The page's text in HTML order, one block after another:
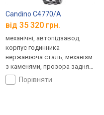
Candino C4770/A
від 35 320 грн.
механічні, автопідзавод,
корпус годинника
нержавіюча сталь, механізм
з каменями, прозора задня
кришка, ремінець: браслет
сталь, WR 30, Швейцарія
порівняти